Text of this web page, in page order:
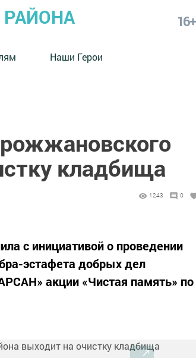
16+
Наши Герои
кладбища
1243 0
с инициативой о проведении
эстафета добрых дел
акции «Чистая память» по